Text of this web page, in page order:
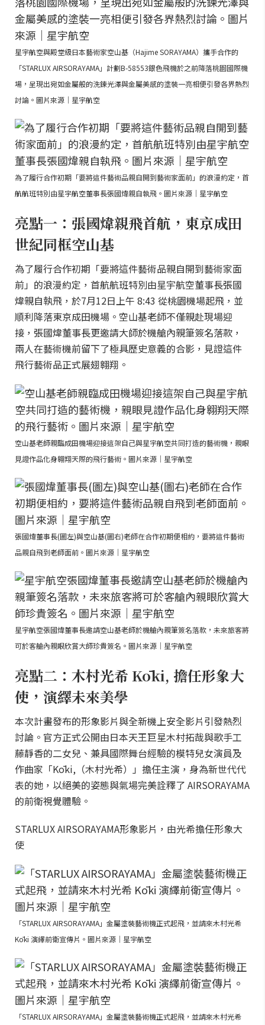
星宇航空與殿堂級日本藝術家空山基（Hajime SORAYAMA）攜手合作的
「STARLUX AIRSORAYAMA」計劃B-58553銀色飛機於之前降落桃園國際機
場，呈現出宛如金屬般的洗鍊光澤與金屬美感的塗裝一亮相便引發各界熱烈
討論。圖片來源｜星宇航空
為了履行合作初期「要將這件藝術品親自開到藝術家面前」的浪漫約定，首
航航班特別由星宇航空董事長張國煒親自執飛。圖片來源｜星宇航空
亮點一：張國煒親飛首航，東京成田
世紀同框空山基
為了履行合作初期「要將這件藝術品親自開到藝術家面
前」的浪漫約定，首航航班特別由星宇航空董事長張國
煒親自執飛，於7月12日上午 8:43 從桃園機場起飛，並
順利降落東京成田機場。空山基老師不僅親赴現場迎
接，張國煒董事長更邀請大師於機艙內親筆簽名落款，
兩人在藝術機前留下了極具歷史意義的合影，見證這件
飛行藝術品正式展翅翱翔。
空山基老師親臨成田機場迎接這架自己與星宇航空共同打造的藝術機，親眼
見證作品化身翱翔天際的飛行藝術。圖片來源｜星宇航空
張國煒董事長(圖左)與空山基(圖右)老師在合作初期便相約，要將這件藝術
品親自飛到老師面前。圖片來源｜星宇航空
星宇航空張國煒董事長邀請空山基老師於機艙內親筆簽名落款，未來旅客將
可於客艙內親眼欣賞大師珍貴簽名。圖片來源｜星宇航空
亮點二：木村光希 Kōki, 擔任形象大
使，演繹未來美學
本次計畫發布的形象影片與全新機上安全影片引發熱烈
討論。官方正式公開由日本天王巨星木村拓哉與歌手工
藤靜香的二女兒、兼具國際舞台經驗的模特兒女演員及
作曲家「Kōki,（木村光希）」擔任主演，身為新世代代
表的她，以絕美的姿態與氣場完美詮釋了 AIRSORAYAMA
的前衛視覺體驗。
STARLUX AIRSORAYAMA形象影片，由光希擔任形象大
使
「STARLUX AIRSORAYAMA」金屬塗裝藝術機正式起飛，並請來木村光希
Kōki 演繹前衛宣傳片。圖片來源｜星宇航空
「STARLUX AIRSORAYAMA」金屬塗裝藝術機正式起飛，並請來木村光希